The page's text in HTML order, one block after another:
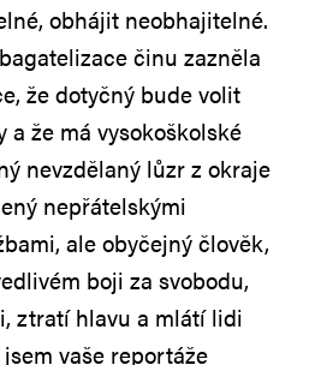
obhájit neobhajitelné.
činu zazněla
že dotyčný bude volit
že má vysokoškolské
nevzdělaný lůzr z okraje
nepřátelskými
ale obyčejný člověk,
boji za svobodu,
ztratí hlavu a mlátí lidi
vaše reportáže